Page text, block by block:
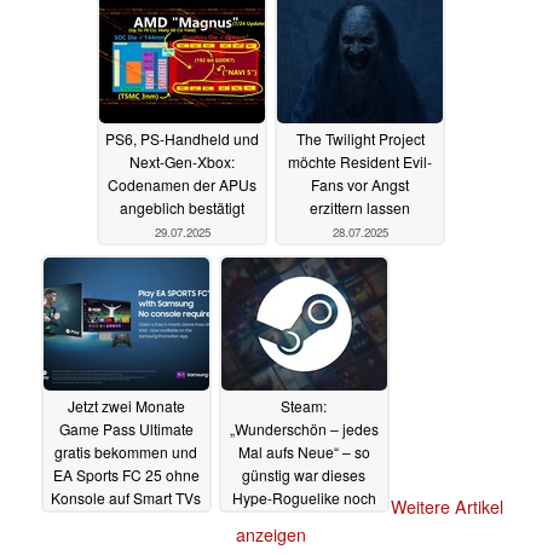
PS6, PS-Handheld und
Next-Gen-Xbox:
Codenamen der APUs
angeblich bestätigt
29.07.2025
The Twilight Project
möchte Resident Evil-
Fans vor Angst
erzittern lassen
28.07.2025
Jetzt zwei Monate
Game Pass Ultimate
gratis bekommen und
EA Sports FC 25 ohne
Konsole auf Smart TVs
Steam:
„Wunderschön – jedes
Mal aufs Neue“ – so
günstig war dieses
Hype-Roguelike noch
Bewertungen, 97 %
Weitere Artikel
anzeigen